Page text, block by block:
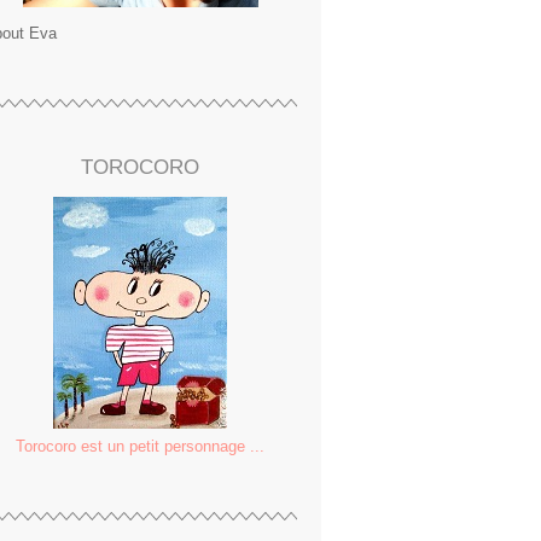
Eva
TOROCORO
Torocoro est un petit personnage ...